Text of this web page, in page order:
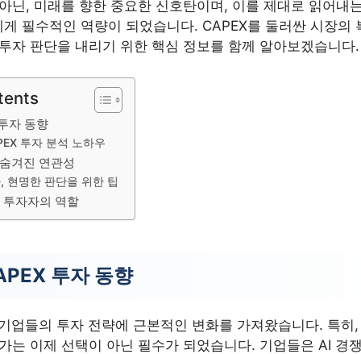
닌, 미래를 향한 중요한 신호탄이며, 이를 제대로 읽어내
필수적인 역량이 되었습니다. CAPEX를 둘러싼 시장의
자 판단을 내리기 위한 핵심 정보를 함께 알아보겠습니다.
자 동향
투자 분석 노하우
겨진 연관성
현명한 판단을 위한 팁
자자의 역할
투자 동향
업들의 투자 전략에 근본적인 변화를 가져왔습니다. 특히
는 이제 선택이 아닌 필수가 되었습니다. 기업들은 AI 경